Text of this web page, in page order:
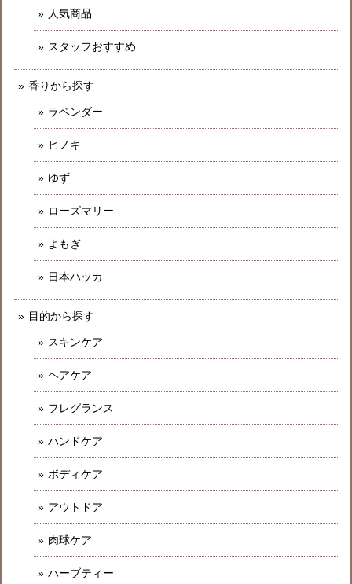
人気商品
スタッフおすすめ
香りから探す
ラベンダー
ヒノキ
ゆず
ローズマリー
よもぎ
日本ハッカ
目的から探す
スキンケア
ヘアケア
フレグランス
ハンドケア
ボディケア
アウトドア
肉球ケア
ハーブティー